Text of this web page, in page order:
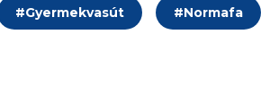
#Gyermekvasút #Normafa